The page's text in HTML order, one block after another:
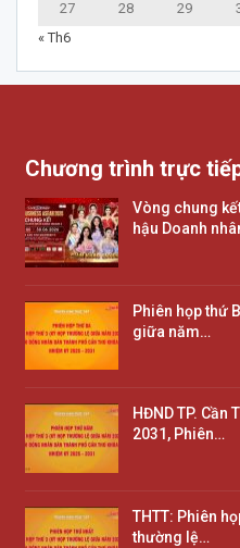
27 28 29
« Th6
Chương trình trực
Vòng chung
hậu Doanh
Phiên họp thứ
giữa năm…
HĐND TP. Cần
2031, Phiên…
THTT: Phiên
thường lệ…